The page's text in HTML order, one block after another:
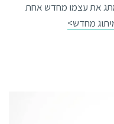
את עצמו מחדש אחת
מחדש>